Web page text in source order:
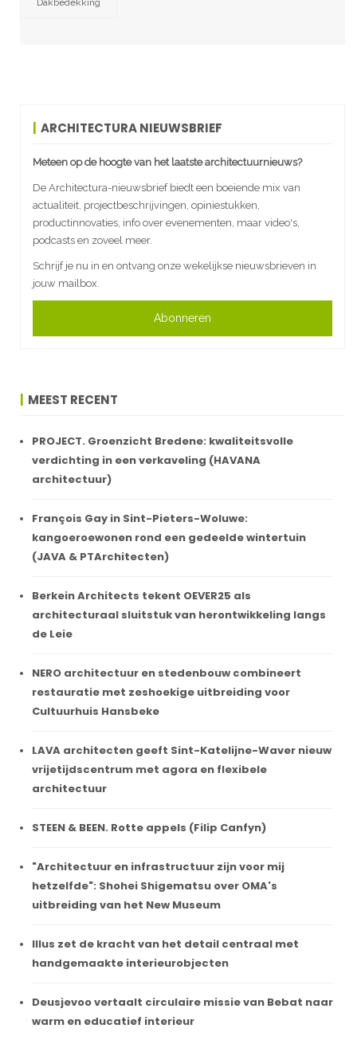
Dakbedekking
ARCHITECTURA NIEUWSBRIEF
Meteen op de hoogte van het laatste architectuurnieuws?
De Architectura-nieuwsbrief biedt een boeiende mix van
actualiteit, projectbeschrijvingen, opiniestukken,
productinnovaties, info over evenementen, maar video's,
podcasts en zoveel meer.
Schrijf je nu in en ontvang onze wekelijkse nieuwsbrieven in
jouw mailbox.
Abonneren
MEEST RECENT
PROJECT. Groenzicht Bredene: kwaliteitsvolle
verdichting in een verkaveling (HAVANA
architectuur)
François Gay in Sint-Pieters-Woluwe:
kangoeroewonen rond een gedeelde wintertuin
(JAVA & PTArchitecten)
Berkein Architects tekent OEVER25 als
architecturaal sluitstuk van herontwikkeling langs
de Leie
NERO architectuur en stedenbouw combineert
restauratie met zeshoekige uitbreiding voor
Cultuurhuis Hansbeke
LAVA architecten geeft Sint-Katelijne-Waver nieuw
vrijetijdscentrum met agora en flexibele
architectuur
STEEN & BEEN. Rotte appels (Filip Canfyn)
"Architectuur en infrastructuur zijn voor mij
hetzelfde": Shohei Shigematsu over OMA's
uitbreiding van het New Museum
Illus zet de kracht van het detail centraal met
handgemaakte interieurobjecten
Deusjevoo vertaalt circulaire missie van Bebat naar
warm en educatief interieur